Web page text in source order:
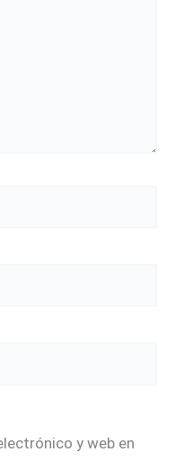
y web en